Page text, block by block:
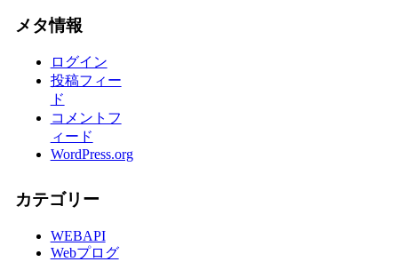
メタ情報
ログイン
投稿フィー
ド
コメントフ
ィード
WordPress.org
カテゴリー
WEBAPI
Webプログ